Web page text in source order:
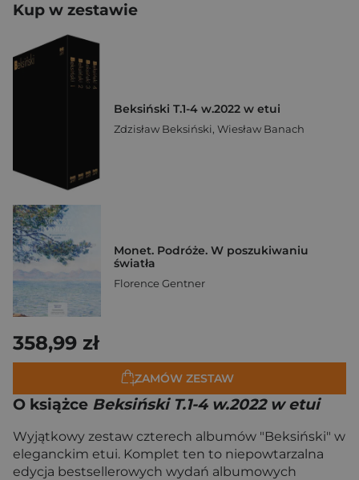
Kup w zestawie
Beksiński T.1-4 w.2022 w etui
Zdzisław Beksiński, Wiesław Banach
Monet. Podróże. W poszukiwaniu
światła
Florence Gentner
358,99 zł
ZAMÓW ZESTAW
O książce Beksiński T.1-4 w.2022 w etui
Wyjątkowy zestaw czterech albumów "Beksiński" w
eleganckim etui. Komplet ten to niepowtarzalna
edycja bestsellerowych wydań albumowych